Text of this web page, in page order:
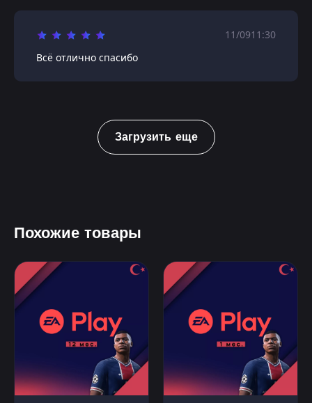
11/0911:30
Всё отлично спасибо
Загрузить еще
Похожие товары